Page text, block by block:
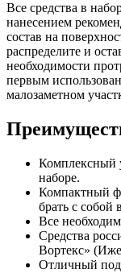
Все средства в
нанесением
состав на
распределите и
необходимости
первым
малозаметном
Комплексный
наборе.
Компактный
брать с собой
Все
Средства
Вортекс»
Отличный